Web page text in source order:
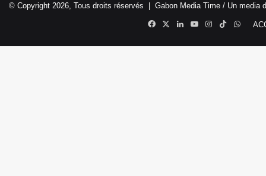
© Copyright 2026, Tous droits réservés | Gabon Media Time / Un media
Facebook
X LinkedinYouTubeInstagram
TikTok